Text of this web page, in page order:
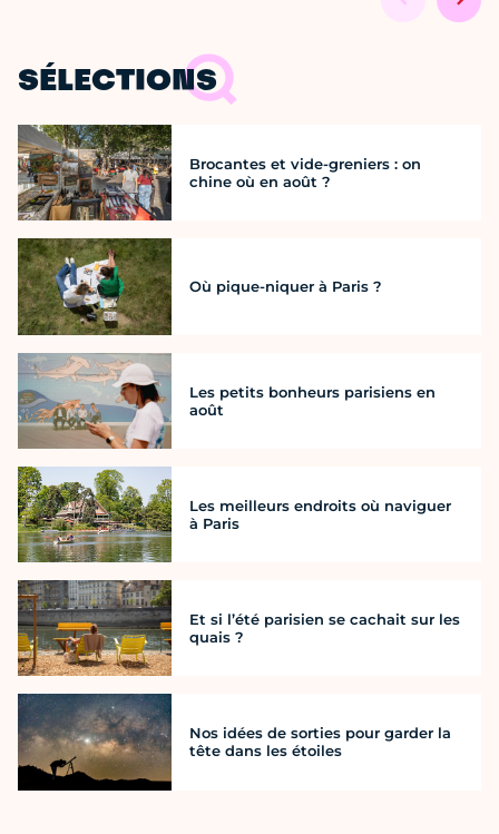
SÉLECTIONS
Brocantes et vide-greniers : on
chine où en août ?
Où pique-niquer à Paris ?
Les petits bonheurs parisiens en
août
Les meilleurs endroits où naviguer
à Paris
Et si l’été parisien se cachait sur les
quais ?
Nos idées de sorties pour garder la
tête dans les étoiles